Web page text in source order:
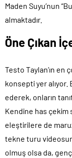
Maden Suyu’nun
almaktadır.
Öne Çıkan
Testo Taylan’ın en
konsepti yer
ederek, onların
Kendine has çekim
eleştirilere de maruz
tekne turu
olmuş olsa da,